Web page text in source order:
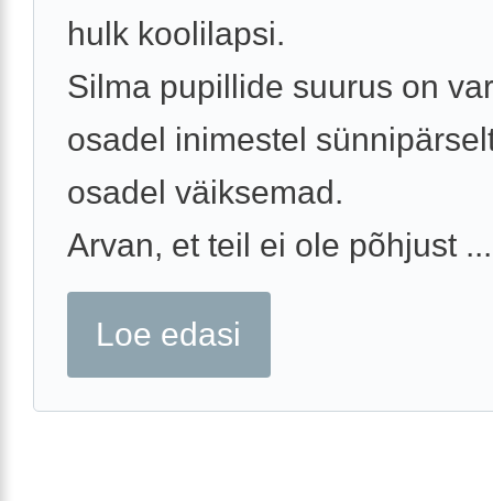
hulk koolilapsi.
Silma pupillide suurus on
osadel inimestel
osadel väiksemad.
Arvan, et teil ei ole põhjust ...
Loe edasi